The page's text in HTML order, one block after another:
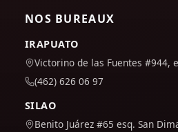
NOS BUREAUX
IRAPUATO
Victorino de las Fuentes #944,
(462) 626 06 97
SILAO
Benito Juárez #65 esq. San